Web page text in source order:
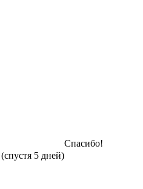
(спустя 5 дней)
Спасибо!